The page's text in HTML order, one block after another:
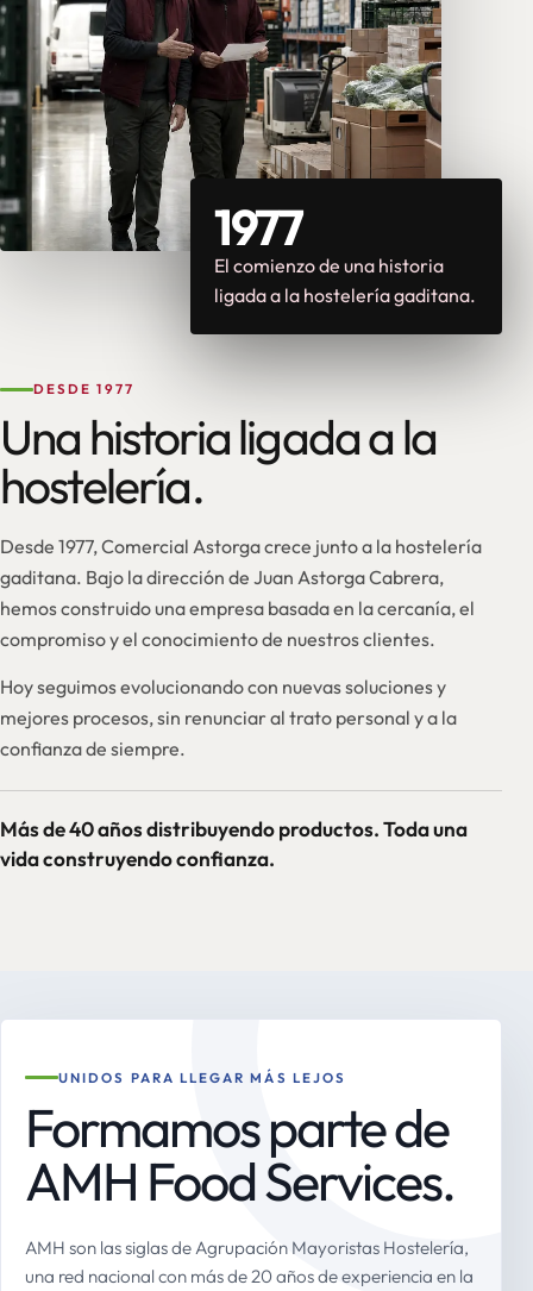
1977
El comienzo de una historia
ligada a la hostelería gaditana.
DESDE 1977
Una historia ligada a la
hostelería.
Desde 1977, Comercial Astorga crece junto a la hostelería
gaditana. Bajo la dirección de Juan Astorga Cabrera,
hemos construido una empresa basada en la cercanía, el
compromiso y el conocimiento de nuestros clientes.
Hoy seguimos evolucionando con nuevas soluciones y
mejores procesos, sin renunciar al trato personal y a la
confianza de siempre.
Más de 40 años distribuyendo productos. Toda una
vida construyendo confianza.
UNIDOS PARA LLEGAR MÁS LEJOS
Formamos parte de
AMH Food Services.
AMH son las siglas de Agrupación Mayoristas Hostelería,
una red nacional con más de 20 años de experiencia en la